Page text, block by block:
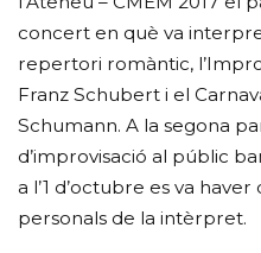
concert en què va
repertori romàntic,
Franz Schubert i el
Schumann. A la segona
d’improvisació al públic
a l’1 d’octubre es va
personals de la intèrpret.